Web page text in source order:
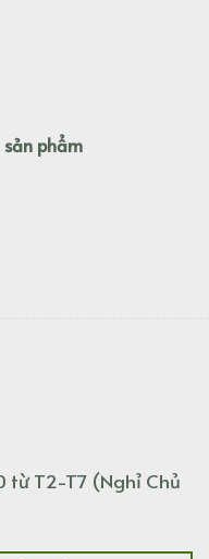
sản phẩm
từ T2-T7 (Nghỉ Chủ